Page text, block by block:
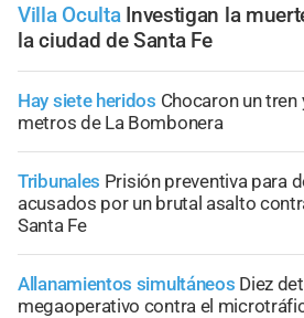
Villa Oculta Investigan la
la ciudad de Santa Fe
Hay siete heridos Chocaron un tren
metros de La Bombonera
Tribunales Prisión preventiva para
acusados por un brutal asalto
Santa Fe
Allanamientos simultáneos Diez
megaoperativo contra el